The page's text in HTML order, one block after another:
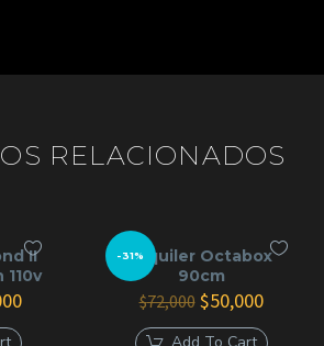
RELACIONADOS
II
El
actual
-31%Alquiler Octabox
90cm
$72,000 El
precio
original
$50,000El
actual